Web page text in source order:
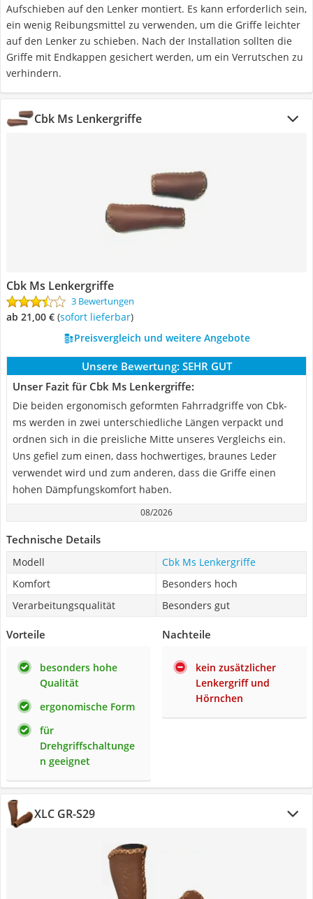
Aufschieben auf den Lenker montiert. Es kann erforderlich sein,
ein wenig Reibungsmittel zu verwenden, um die Griffe leichter
auf den Lenker zu schieben. Nach der Installation sollten die
Griffe mit Endkappen gesichert werden, um ein Verrutschen zu
verhindern.
Cbk Ms Lenkergriffe
Cbk Ms Lenkergriffe
3 Bewertungen
ab 21,00 € ( Sofort lieferbar)
Preisvergleich und weitere Angebote
Unsere Bewertung: SEHR GUT
Unser Fazit für Cbk Ms Lenkergriffe:
Die beiden ergonomisch geformten Fahrradgriffe von Cbk-
ms werden in zwei unterschiedliche Längen verpackt und
ordnen sich in die preisliche Mitte unseres Vergleichs ein.
Uns gefiel zum einen, dass hochwertiges, braunes Leder
verwendet wird und zum anderen, dass die Griffe einen
hohen Dämpfungskomfort haben.
08/2026
Technische Details
Modell
Cbk Ms Lenkergriffe
Komfort
Besonders hoch
Verarbeitungsqualität
Besonders gut
Vorteile
besonders hohe
Qualität
ergonomische Form
für
Drehgriffschaltunge
n geeignet
Nachteile
kein zusätzlicher
Lenkergriff und
Hörnchen
XLC GR-S29